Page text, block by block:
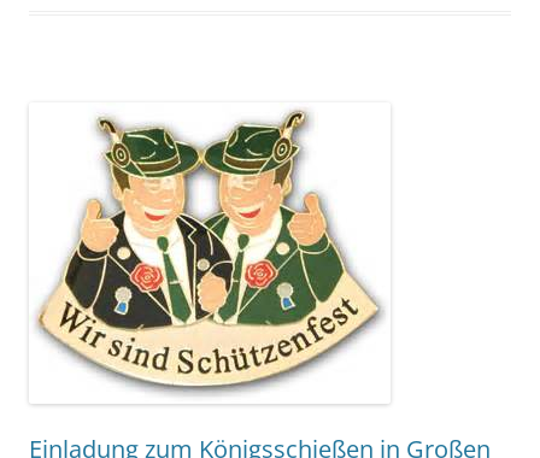
Einladung zum Königsschießen in Großen